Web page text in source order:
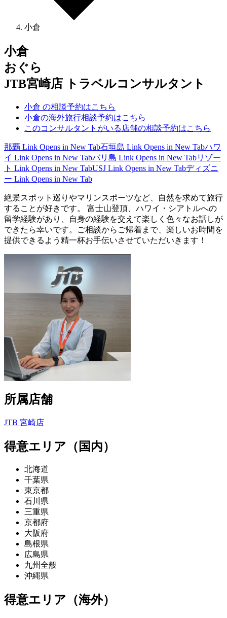
小倉
小倉
おぐら
JTB宮崎店 トラベルコンサルタント
小倉 の相談予約はこちら
小倉の海外旅行相談予約はこちら
このコンサルタントがいる店舗の相談予約はこちら
那覇 Link Opens in New Tab石垣島 Link Opens in New Tabハワ
イ Link Opens in New Tabバリ島 Link Opens in New Tabリゾー
ト Link Opens in New TabUSJ Link Opens in New Tabディズニ
ー Link Opens in New Tab
絶景スポット巡りやマリンスポーツなど、自然を求めて旅行
することが好きです。 富士山登頂、ハワイ・シアトルへの
留学経験があり、自身の経験を交えて楽しく色々なお話しが
できたら幸いです。ご相談からご帰着まで、楽しいお時間を
提供できるよう精一杯お手伝いさせていただいきます！
所属店舗
JTB 宮崎店
得意エリア（国内）
北海道
千葉県
東京都
石川県
三重県
京都府
大阪府
島根県
広島県
九州全般
沖縄県
得意エリア（海外）